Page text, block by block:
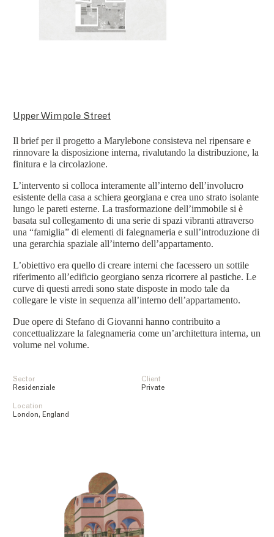
Upper Wimpole Street
Il brief per il progetto a Marylebone consisteva nel ripensare e
rinnovare la disposizione interna, rivalutando la distribuzione, la
finitura e la circolazione.
L’intervento si colloca interamente all’interno dell’involucro
esistente della casa a schiera georgiana e crea uno strato isolante
lungo le pareti esterne. La trasformazione dell’immobile si è
basata sul collegamento di una serie di spazi vibranti attraverso
una “famiglia” di elementi di falegnameria e sull’introduzione di
una gerarchia spaziale all’interno dell’appartamento.
L’obiettivo era quello di creare interni che facessero un sottile
riferimento all’edificio georgiano senza ricorrere al pastiche. Le
curve di questi arredi sono state disposte in modo tale da
collegare le viste in sequenza all’interno dell’appartamento.
Due opere di Stefano di Giovanni hanno contribuito a
concettualizzare la falegnameria come un’architettura interna, un
volume nel volume.
Sector
Residenziale
Client
Private
Location
London, England